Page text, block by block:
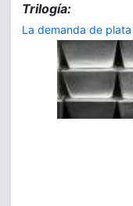
Trilogía:
La demanda de plata